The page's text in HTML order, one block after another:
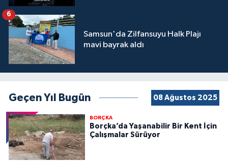
Samsun'da Zilfansuyu Halk Plajı
mavi bayrak aldı
6
Geçen Yıl Bugün 08 Ağustos 2025
BORÇKA
Borçka’da Yaşanabilir Bir Kent İçin
Çalışmalar Sürüyor